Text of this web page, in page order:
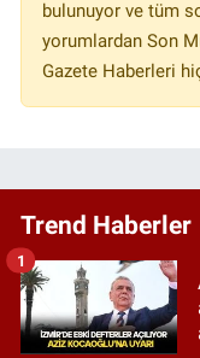
bulunuyor ve tüm
yorumlardan Son
Gazete Haberleri
Trend Haberler
1